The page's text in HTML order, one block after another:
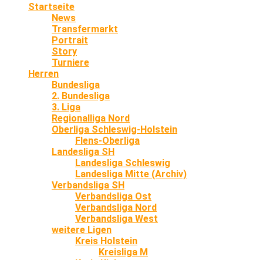
Startseite
News
Transfermarkt
Portrait
Story
Turniere
Herren
Bundesliga
2. Bundesliga
3. Liga
Regionalliga Nord
Oberliga Schleswig-Holstein
Flens-Oberliga
Landesliga SH
Landesliga Schleswig
Landesliga Mitte (Archiv)
Verbandsliga SH
Verbandsliga Ost
Verbandsliga Nord
Verbandsliga West
weitere Ligen
Kreis Holstein
Kreisliga M